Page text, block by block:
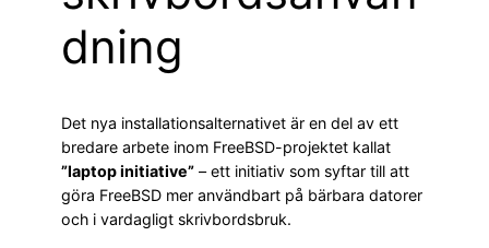
dning
Det nya installationsalternativet är en del av ett
bredare arbete inom FreeBSD-projektet kallat
”laptop initiative” – ett initiativ som syftar till att
göra FreeBSD mer användbart på bärbara datorer
och i vardagligt skrivbordsbruk.